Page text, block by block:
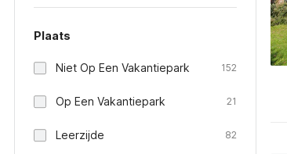
Plaats
Niet Op Een Vakantiepark 152
Op Een Vakantiepark 21
Leerzijde 82